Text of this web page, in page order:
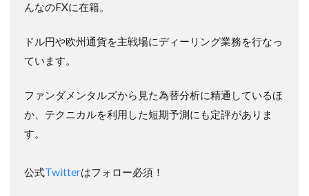
んなのFXに在籍。
ドル円や欧州通貨を主戦場にディーリング業務を行なっ
ています。
ファンダメンタルズから見た為替分析に精通しているほ
か、テクニカルを利用した短期予測にも定評がありま
す。
公式Twitterはフォロー必須！